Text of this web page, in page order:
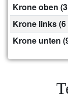
Krone oben
Krone links
Krone unten